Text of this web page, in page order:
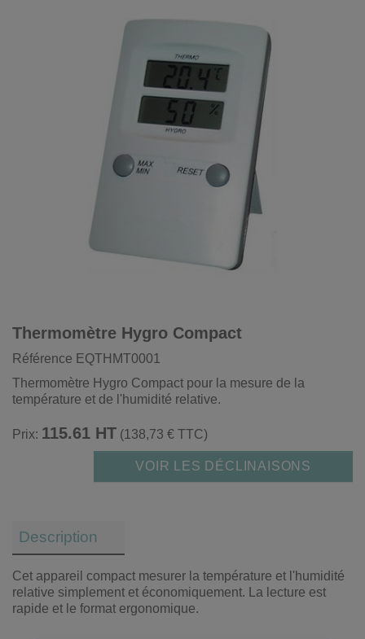
Thermomètre Hygro Compact
Référence EQTHMT0001
Thermomètre Hygro Compact pour la mesure de la
température et de l'humidité relative.
Prix: 115.61 HT (138,73 € TTC)
VOIR LES DÉCLINAISONS
Description
Cet appareil compact mesurer la température et l'humidité
relative simplement et économiquement. La lecture est
rapide et le format ergonomique.